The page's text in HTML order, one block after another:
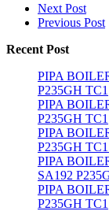
Next Post
Previous Post
Recent Post
PIPA
P235GH TC1
PIPA
P235GH TC1
PIPA
P235GH
PIPA
SA192
PIPA
P235GH TC1